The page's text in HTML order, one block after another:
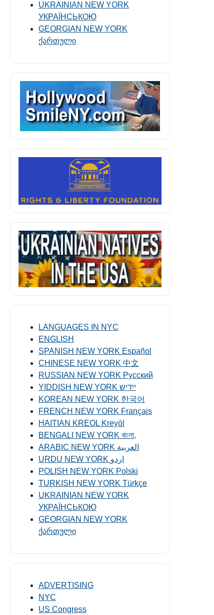
UKRAINIAN NEW YORK
УКРАЇНСЬКОЮ
GEORGIAN NEW YORK
ქართული
LANGUAGES IN NYC
ENGLISH
SPANISH NEW YORK Español
CHINESE NEW YORK 中文
RUSSIAN NEW YORK Русский
YIDDISH NEW YORK ייִדיש
KOREAN NEW YORK 한국어
FRENCH NEW YORK Français
HAITIAN KREOL Kreyòl
BENGALI NEW YORK বাংলা,
ARABIC NEW YORK العربية
URDU NEW YORK اردو
POLISH NEW YORK Polski
TURKISH NEW YORK Türkçe
UKRAINIAN NEW YORK
УКРАЇНСЬКОЮ
GEORGIAN NEW YORK
ქართული
ADVERTISING
NYC
US Congress